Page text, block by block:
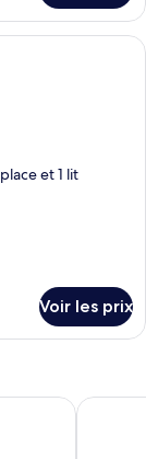
vue mer |
et 1 lit
Voir les prix
Hotel